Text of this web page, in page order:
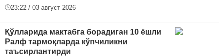
23:22 / 03 август 2026
Қўлларида мактабга борадиган 10 ёшли
Ралф тармоқларда кўпчиликни
таъсирлантирди